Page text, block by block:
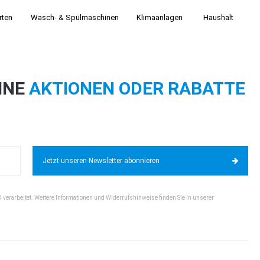
Wasch- & Spülmaschinen Klimaanlagen Haushalt
AKTIONEN ODER RABATTE
Jetzt unseren Newsletter abonnieren
Weitere Informationen und Widerrufshinweise finden Sie in unserer